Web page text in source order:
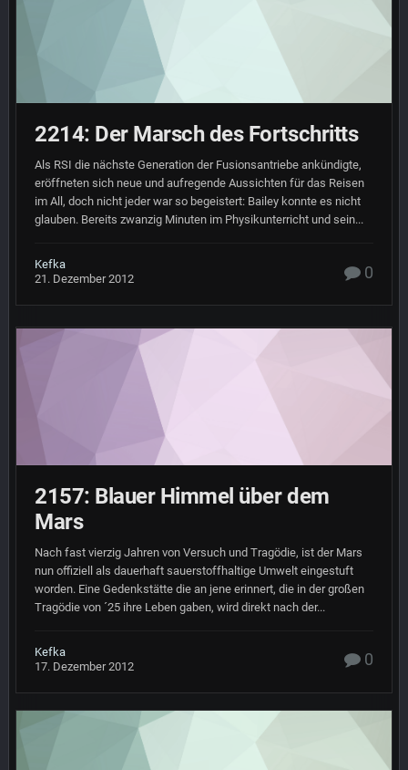
2214: Der Marsch des Fortschritts
Als RSI die nächste Generation der Fusionsantriebe ankündigte,
eröffneten sich neue und aufregende Aussichten für das Reisen
im All, doch nicht jeder war so begeistert: Bailey konnte es nicht
glauben. Bereits zwanzig Minuten im Physikunterricht und sein...
Kefka
21. Dezember 2012
0
2157: Blauer Himmel über dem
Mars
Nach fast vierzig Jahren von Versuch und Tragödie, ist der Mars
nun offiziell als dauerhaft sauerstoffhaltige Umwelt eingestuft
worden. Eine Gedenkstätte die an jene erinnert, die in der großen
Tragödie von ´25 ihre Leben gaben, wird direkt nach der...
Kefka
17. Dezember 2012
0